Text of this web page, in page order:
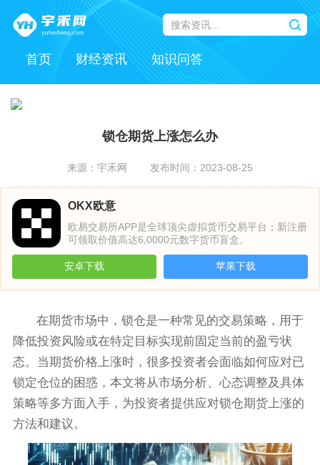
首页 财经资讯 知识问答
锁仓期货上涨怎么办
来源：宇禾网 发布时间：2023-08-25
OKX欧意
欧易交易所APP是全球顶尖虚拟货币交易平台；新注册
可领取价值高达6,0000元数字货币盲盒。
安卓下载 苹果下载
在期货市场中，锁仓是一种常见的交易策略，用于
降低投资风险或在特定目标实现前固定当前的盈亏状
态。当期货价格上涨时，很多投资者会面临如何应对已
锁定仓位的困惑，本文将从市场分析、心态调整及具体
策略等多方面入手，为投资者提供应对锁仓期货上涨的
方法和建议。